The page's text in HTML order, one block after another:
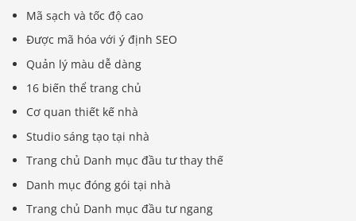
Mã sạch và tốc độ cao
Được mã hóa với ý định SEO
Quản lý màu dễ dàng
16 biến thể trang chủ
Cơ quan thiết kế nhà
Studio sáng tạo tại nhà
Trang chủ Danh mục đầu tư thay thế
Danh mục đóng gói tại nhà
Trang chủ Danh mục đầu tư ngang